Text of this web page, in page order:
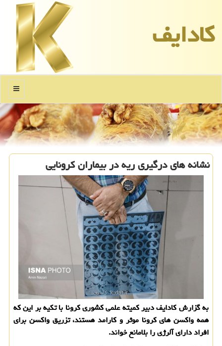
كادایف
منو
نشانه های درگیری ریه در بیماران كرونایی
به گزارش کادایف دبیر کمیته علمی کشوری کرونا با تکیه بر این که
همه واکسن های کرونا موثر و کارامد هستند، تزریق واکسن برای
افراد دارای آلرژی را بلامانع خواند.